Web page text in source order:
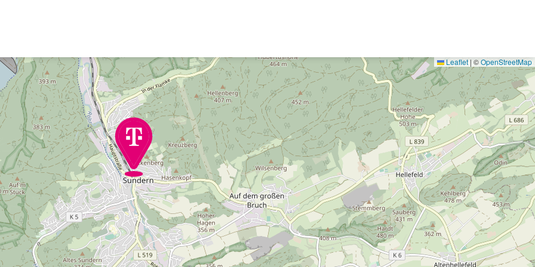
Leaflet | ©OpenStreetMap